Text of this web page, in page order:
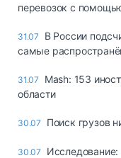
перевозок с
31.07
В России
самые
31.07
Mash: 153
области
30.07 Поиск грузов
30.07